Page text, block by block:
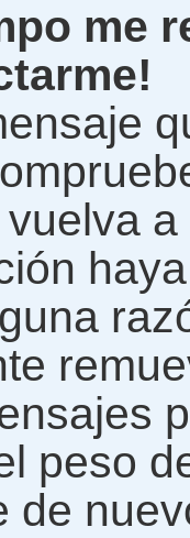
me
peso
de